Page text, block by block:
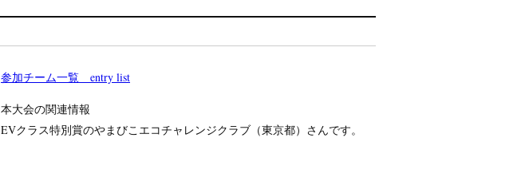
参加チーム一覧 entry list
本大会の関連情報
EVクラス特別賞のやまびこエコチャレンジクラブ（東京都）さんです。